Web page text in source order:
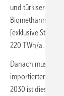
und türkiser
[exklusive
220 TWh/a.
Danach muss auf
importierten
2030 ist dieser